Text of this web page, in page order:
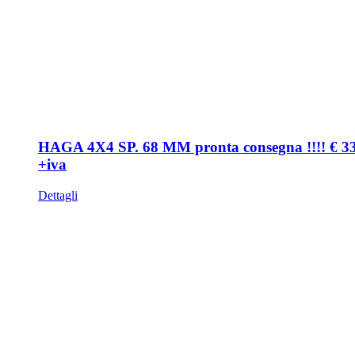
HAGA 4X4 SP. 68 MM pronta consegna !!!! €
+iva
Dettagli